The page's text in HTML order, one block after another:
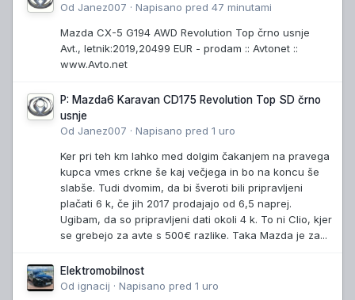
Od Janez007 · Napisano pred 47 minutami
Mazda CX-5 G194 AWD Revolution Top črno usnje
Avt., letnik:2019,20499 EUR - prodam :: Avtonet ::
www.Avto.net
P: Mazda6 Karavan CD175 Revolution Top SD črno
usnje
Od Janez007 · Napisano pred 1 uro
Ker pri teh km lahko med dolgim čakanjem na pravega
kupca vmes crkne še kaj večjega in bo na koncu še
slabše. Tudi dvomim, da bi šveroti bili pripravljeni
plačati 6 k, če jih 2017 prodajajo od 6,5 naprej.
Ugibam, da so pripravljeni dati okoli 4 k. To ni Clio, kjer
se grebejo za avte s 500€ razlike. Taka Mazda je za...
Elektromobilnost
Od ignacij · Napisano pred 1 uro